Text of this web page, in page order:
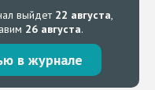
выйдет 22 августа,
26 августа.
в журнале